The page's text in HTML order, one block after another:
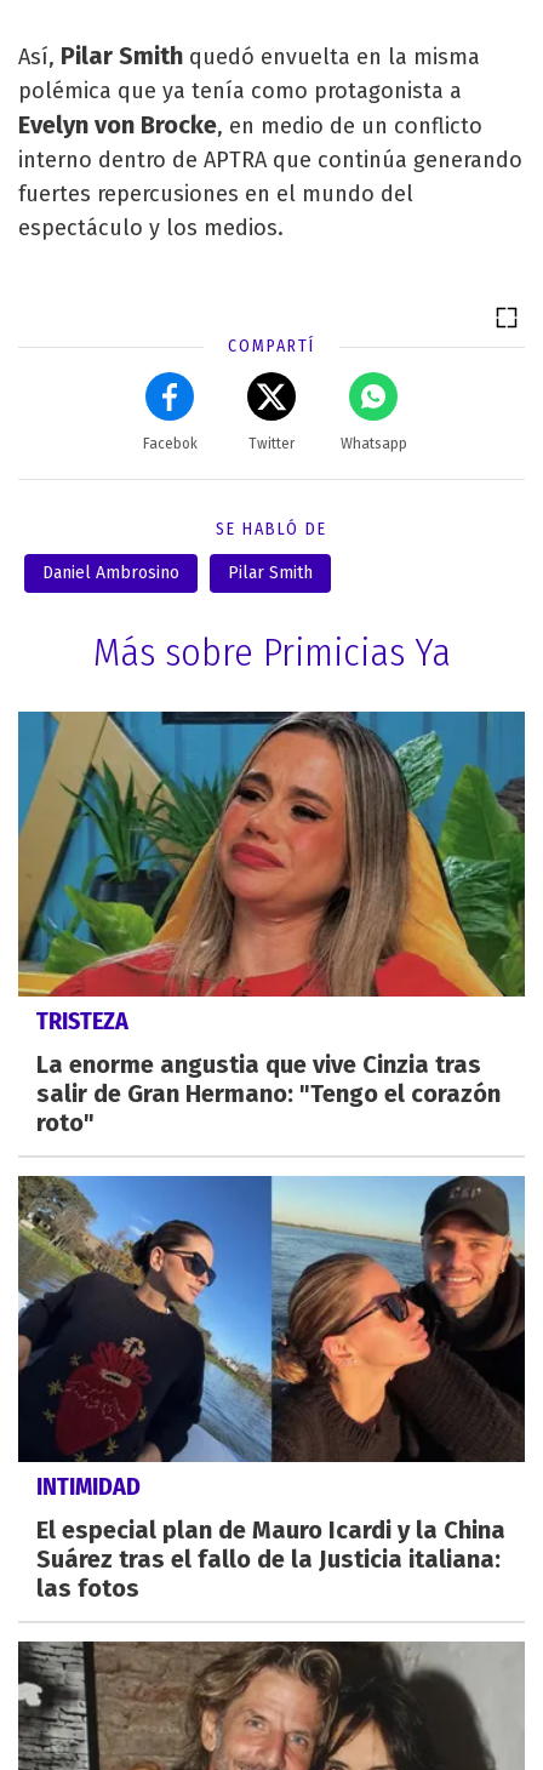
Así, Pilar Smith quedó envuelta en la misma
polémica que ya tenía como protagonista a
Evelyn von Brocke, en medio de un conflicto
interno dentro de APTRA que continúa generando
fuertes repercusiones en el mundo del
espectáculo y los medios.
COMPARTÍ
Facebok Twitter Whatsapp
SE HABLÓ DE
Daniel Ambrosino Pilar Smith
Más sobre Primicias Ya
TRISTEZA
La enorme angustia que vive Cinzia tras
salir de Gran Hermano: "Tengo el corazón
roto"
INTIMIDAD
El especial plan de Mauro Icardi y la China
Suárez tras el fallo de la Justicia italiana:
las fotos